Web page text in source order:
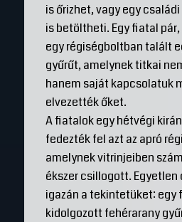
is őrizhet, vagy egy
is betöltheti. Egy fiatal
egy régiségboltban talált
gyűrűt, amelynek titkai
hanem saját kapcsolatuk
elvezették őket.
A fiatalok egy hétvégi
fedezték fel azt az apró
amelynek vitrinjeiben
ékszer csillogott. Egyetlen
igazán a tekintetüket: egy
kidolgozott fehérarany